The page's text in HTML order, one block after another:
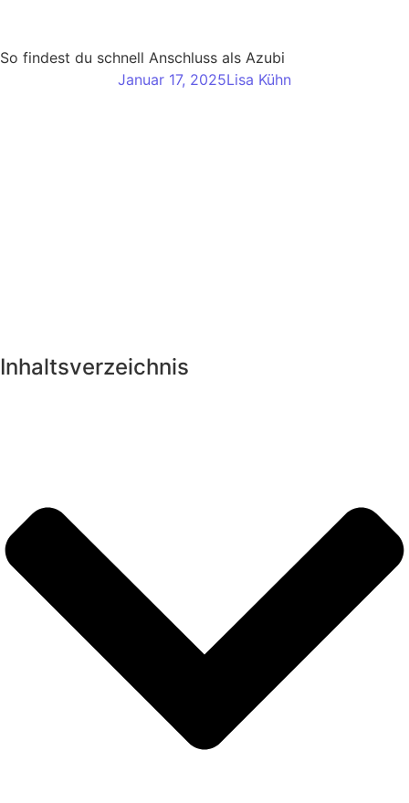
So findest du schnell Anschluss als Azubi
Januar 17, 2025Lisa Kühn
Inhaltsverzeichnis